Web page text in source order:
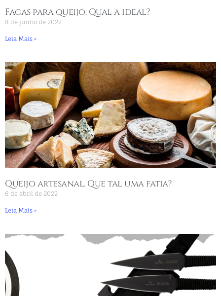
Facas para queijo: Qual a ideal?
8 de junho de 2022
Leia Mais »
Queijo artesanal. Que tal uma fatia?
6 de abril de 2022
Leia Mais »